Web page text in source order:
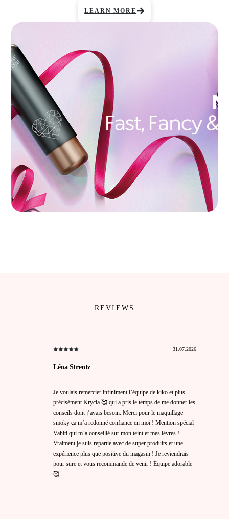
LEARN MORE
REVIEWS
31.07.2026
Léna Strentz
Je voulais remercier infiniment l’équipe de kiko et plus
précisément Krycia 🥰 qui a pris le temps de me donner les
conseils dont j’avais besoin. Merci pour le maquillage
smoky ça m’a redonné confiance en moi ! Mention spécial
Vahiti qui m’a conseillé sur mon teint et mes lèvres !
Vraiment je suis repartie avec de super produits et une
expérience plus que positive du magasin ! Je reviendrais
pour sure et vous recommande de venir ! Équipe adorable
🥰